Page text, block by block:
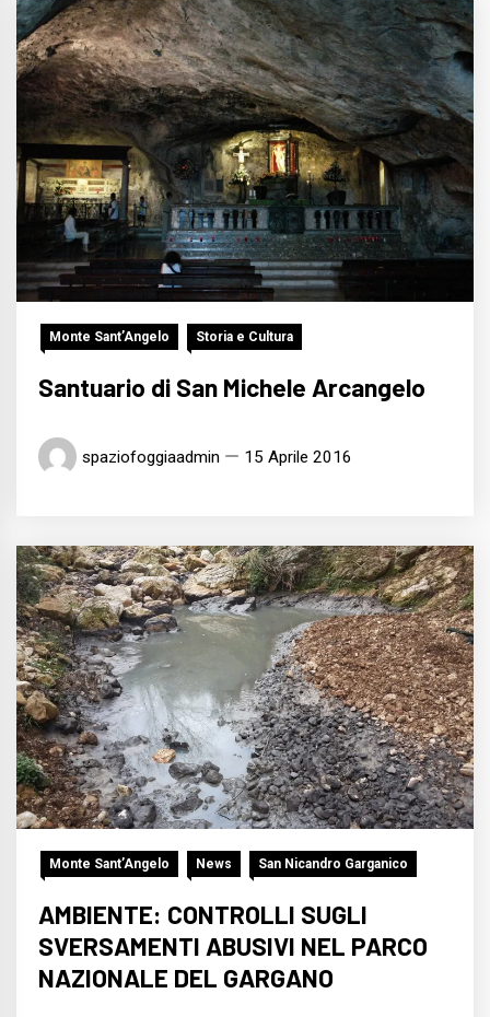
Monte Sant’Angelo Storia e Cultura
Santuario di San Michele Arcangelo
spaziofoggiaadmin 15 Aprile 2016
Monte Sant’Angelo News San Nicandro Garganico
AMBIENTE: CONTROLLI SUGLI
SVERSAMENTI ABUSIVI NEL PARCO
NAZIONALE DEL GARGANO